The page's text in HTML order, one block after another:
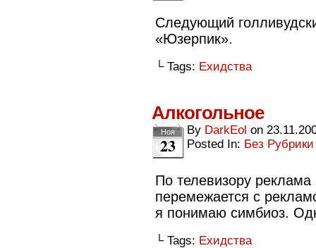
Следующий
«Юзерпик».
└ Tags: Ехидства
Алкогольное
Ноя
23
By DarkEol on
Posted In: Без Рубрики
По телевизору
перемежается с
я понимаю симбиоз.
└ Tags: Ехидства